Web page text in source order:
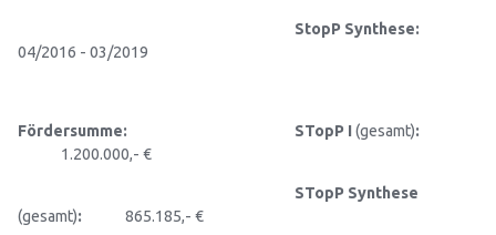
StopP Synthese:
04/2016 - 03/2019
Fördersumme: STopP I(gesamt):
1.200.000,- €
STopP Synthese
(gesamt): 865.185,- €